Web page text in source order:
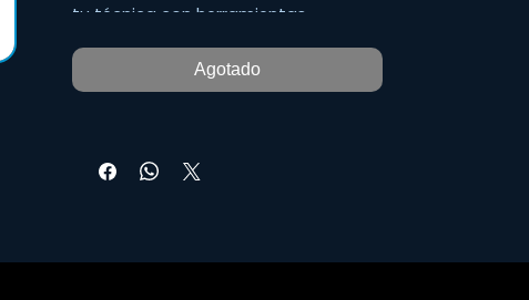
tu técnica con herramientas
didácticas incluidas en su módulo,
ofreciéndote una experiencia realista
nivel de laRoland TD-50
Agotado